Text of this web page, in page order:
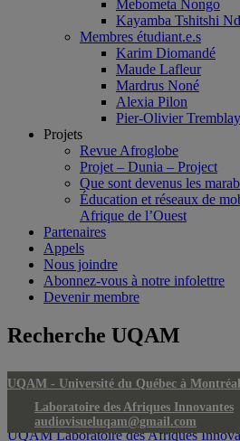
Mebometa Nongo
Kayamba Tshitshi
Membres étudiant.e.s
Karim Diomandé
Maude Lafleur
Mardrus Noné
Alexia Pilon
Pier-Olivier Tremblay
Projets
Revue Afroglobe
Projet – Dunia – Project
Que sont devenus les
Éducation et réseaux de
Afrique de l’Ouest
Partenaires
Appels
Nous joindre
Abonnez-vous à notre infolettre
Devenir membre
Recherche UQAM
UQAM - Université du Québec à Montréal
Laboratoire des Afriques Innovantes
audiovisueluqam@gmail.com
UQAM Laboratoire des Afriques